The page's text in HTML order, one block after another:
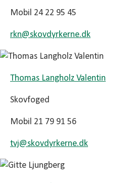
Mobil 24 22 95 45
rkn@skovdyrkerne.dk
Thomas Langholz Valentin
Skovfoged
Mobil 21 79 91 56
tvj@skovdyrkerne.dk